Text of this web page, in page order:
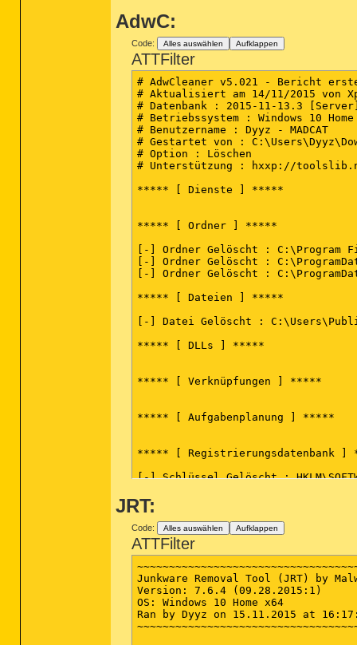
Prozesse: 0
(keine bösartigen Elemente
Module: 0
(keine bösartigen Elemente
Registrierungsschlüssel: 0
(keine bösartigen Elemente
Registrierungswerte: 0
(keine bösartigen Elemente
Registrierungsdaten: 0
(keine bösartigen Elemente
Ordner: 0
Dateien: 0
(keine bösartigen Elemente
Physische Sektoren: 0
(keine bösartigen Elemente
(end)
AdwC:
Code: Alles auswählen Aufklappen
ATTFilter
# AdwCleaner v5.021 - Bericht
# Aktualisiert am 14/11/2015 von
# Datenbank : 2015-11-13.3
# Betriebssystem : Windows 10
# Benutzername : Dyyz - MADCAT
# Gestartet von :
# Option : Löschen
# Unterstützung : hxxp://
***** [ Dienste ] *****
***** [ Ordner ] *****
[-] Ordner Gelöscht : C:\Program
[-] Ordner Gelöscht :
[-] Ordner Gelöscht :
***** [ Dateien ] *****
[-] Datei Gelöscht :
***** [ DLLs ] *****
***** [ Verknüpfungen ] *****
***** [ Aufgabenplanung ] *****
***** [ Registrierungsdatenbank ]
[-] Schlüssel Gelöscht :
***** [ Internetbrowser ] *****
*************************
:: "Tracing" Schlüssel gelöscht
:: Proxy Einstellungen
:: Winsock Einstellungen
:: Internet Explorer Richtlinien
:: Chrome Richtlinien gelöscht
JRT:
Code: Alles auswählen Aufklappen
ATTFilter
Junkware Removal Tool (JRT) by
Version: 7.6.4 (09.28.2015:1)
OS: Windows 10 Home x64
Ran by Dyyz on 15.11.2015 at